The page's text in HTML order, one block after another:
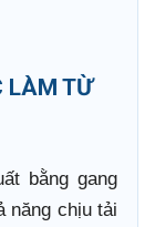
LÀM TỪ
bằng gang
năng chịu tải